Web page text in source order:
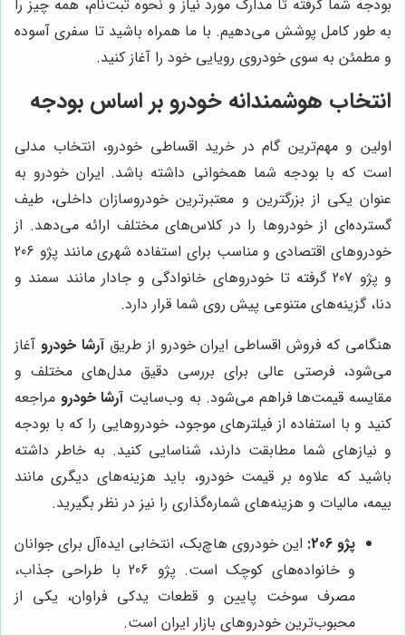
بودجه شما گرفته تا مدارک مورد نیاز و نحوه ثبت‌نام، همه چیز را
به طور کامل پوشش می‌دهیم. با ما همراه باشید تا سفری آسوده
و مطمئن به سوی خودروی رویایی خود را آغاز کنید.
انتخاب هوشمندانه خودرو بر اساس بودجه
اولین و مهم‌ترین گام در خرید اقساطی خودرو، انتخاب مدلی
است که با بودجه شما همخوانی داشته باشد. ایران خودرو به
عنوان یکی از بزرگترین و معتبرترین خودروسازان داخلی، طیف
گسترده‌ای از خودروها را در کلاس‌های مختلف ارائه می‌دهد. از
خودروهای اقتصادی و مناسب برای استفاده شهری مانند پژو 206
و پژو 207 گرفته تا خودروهای خانوادگی و جادار مانند سمند و
دنا، گزینه‌های متنوعی پیش روی شما قرار دارد.
هنگامی که فروش اقساطی ایران خودرو از طریقآرشا خودرو آغاز
می‌شود، فرصتی عالی برای بررسی دقیق مدل‌های مختلف و
مقایسه قیمت‌ها فراهم می‌شود. به وب‌سایتآرشا خودرو مراجعه
کنید و با استفاده از فیلترهای موجود، خودروهایی را که با بودجه
و نیازهای شما مطابقت دارند، شناسایی کنید. به خاطر داشته
باشید که علاوه بر قیمت خودرو، باید هزینه‌های دیگری مانند
بیمه، مالیات و هزینه‌های شماره‌گذاری را نیز در نظر بگیرید.
پژو 206:
این خودروی هاچ‌بک، انتخابی ایده‌آل برای جوانان
و خانواده‌های کوچک است. پژو 206 با طراحی جذاب،
مصرف سوخت پایین و قطعات یدکی فراوان، یکی از
محبوب‌ترین خودروهای بازار ایران است.